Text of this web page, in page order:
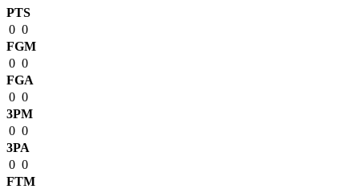
PTS
0 0
FGM
0 0
FGA
0 0
3PM
0 0
3PA
0 0
FTM